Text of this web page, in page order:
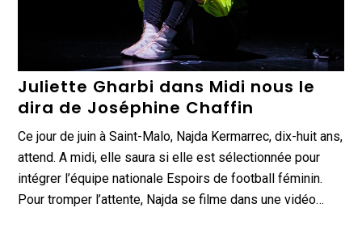
Juliette Gharbi dans Midi nous le
dira de Joséphine Chaffin
Ce jour de juin à Saint-Malo, Najda Kermarrec, dix-huit ans,
attend. A midi, elle saura si elle est sélectionnée pour
intégrer l’équipe nationale Espoirs de football féminin.
Pour tromper l’attente, Najda se filme dans une vidéo…